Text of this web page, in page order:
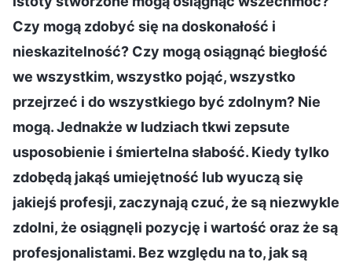
Czy mogą zdobyć się na doskonałość i
nieskazitelność? Czy mogą osiągnąć biegłość
we wszystkim, wszystko pojąć, wszystko
przejrzeć i do wszystkiego być zdolnym? Nie
mogą. Jednakże w ludziach tkwi zepsute
usposobienie i śmiertelna słabość. Kiedy tylko
zdobędą jakąś umiejętność lub wyuczą się
jakiejś profesji, zaczynają czuć, że są niezwykle
zdolni, że osiągnęli pozycję i wartość oraz że są
profesjonalistami. Bez względu na to, jak są